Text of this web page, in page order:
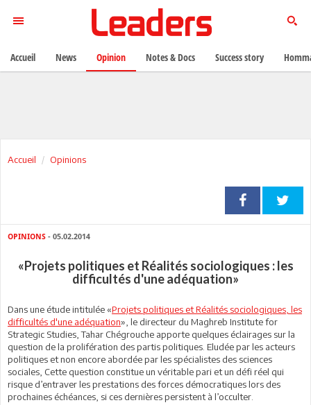
Accueil Opinions
OPINIONS - 05.02.2014
«Projets politiques et Réalités sociologiques : les
difficultés d'une adéquation»
Dans une étude intitulée «Projets politiques et Réalités sociologiques, les
difficultés d'une adéquation», le directeur du Maghreb Institute for
Strategic Studies, Tahar Chégrouche apporte quelques éclairages sur la
question de la prolifération des partis politiques. Eludée par les acteurs
politiques et non encore abordée par les spécialistes des sciences
sociales, Cette question constitue un véritable pari et un défi réel qui
risque d’entraver les prestations des forces démocratiques lors des
prochaines échéances, si ces dernières persistent à l’occulter.
Accueil News Opinion Notes & Docs Success story